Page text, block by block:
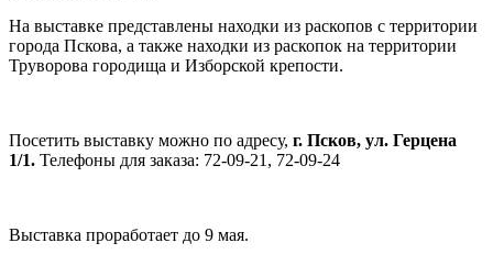
На выставке представлены находки из раскопов с территории
города Пскова, а также находки из раскопок на территории
Труворова городища и Изборской крепости.
Посетить выставку можно по адресу, г. Псков, ул. Герцена
1/1. Телефоны для заказа: 72-09-21, 72-09-24
Выставка проработает до 9 мая.